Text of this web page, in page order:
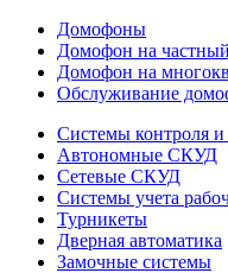
Домофоны
Домофон на
Домофон на
Обслуживание
Системы контроля
Автономные СКУД
Сетевые СКУД
Системы учета
Турникеты
Дверная автоматика
Замочные системы